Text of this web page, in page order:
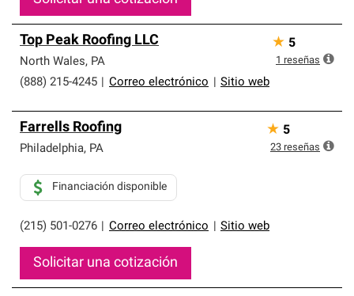
Top Peak Roofing LLC
North Wales, PA
(888) 215-4245
Correo electrónico Sitio web
★ 5
1 reseñas
Farrells Roofing
Philadelphia, PA
(215) 501-0276 Correo electrónico Sitio web
Financiación disponible
Solicitar una cotización
★ 5
23 reseñas